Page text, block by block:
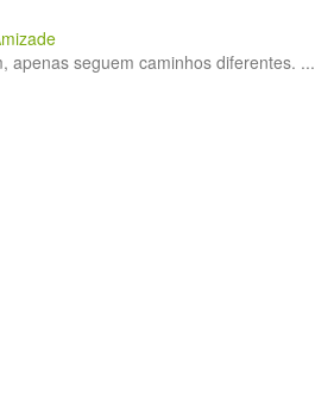
apenas seguem caminhos diferentes. ...